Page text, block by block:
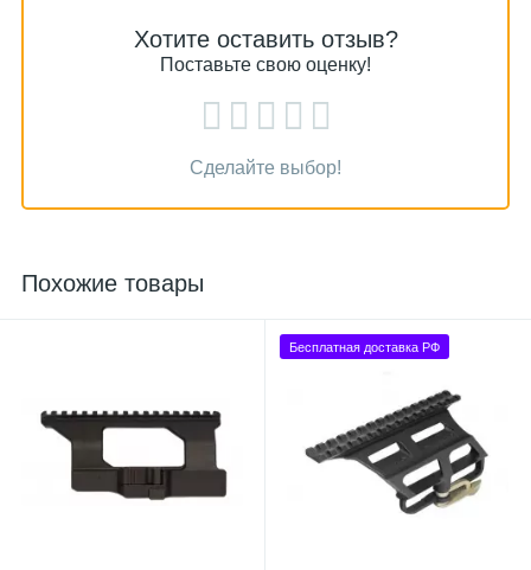
Хотите оставить отзыв?
Поставьте свою оценку!
Сделайте выбор!
Похожие товары
Бесплатная доставка РФ